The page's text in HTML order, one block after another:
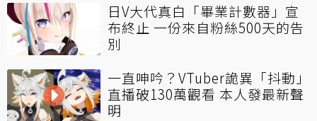
日V大代真白「畢業計數器」宣
布終止 一份來自粉絲500天的告
別
一直呻吟？VTuber詭異「抖動」
直播破130萬觀看 本人發最新聲
明